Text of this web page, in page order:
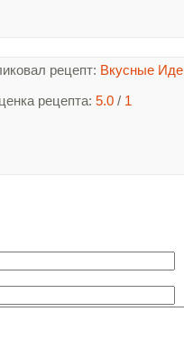
рецепт: Вкусные
рецепта: 5.0 / 1